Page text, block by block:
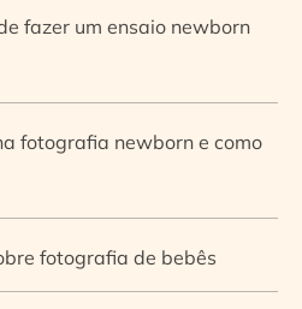
fazer um ensaio newborn
fotografia newborn e como
fotografia de bebês